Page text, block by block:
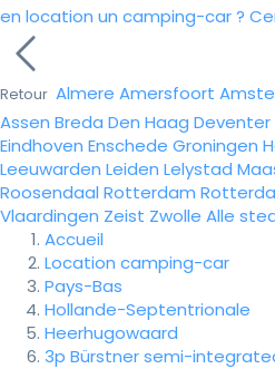
en location un camping-car ?
Retour Almere Amersfoort
Assen Breda Den Haag Deventer
Eindhoven Enschede Groningen
Leeuwarden Leiden Lelystad
Roosendaal Rotterdam
Vlaardingen Zeist Zwolle Alle
Accueil
Location camping-car
Pays-Bas
Hollande-Septentrionale
Heerhugowaard
3p Bürstner semi-